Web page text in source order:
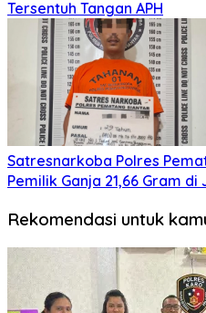
Tersentuh Tangan APH
Satresnarkoba Polres
Pemilik Ganja 21,66 Gram
Rekomendasi untuk